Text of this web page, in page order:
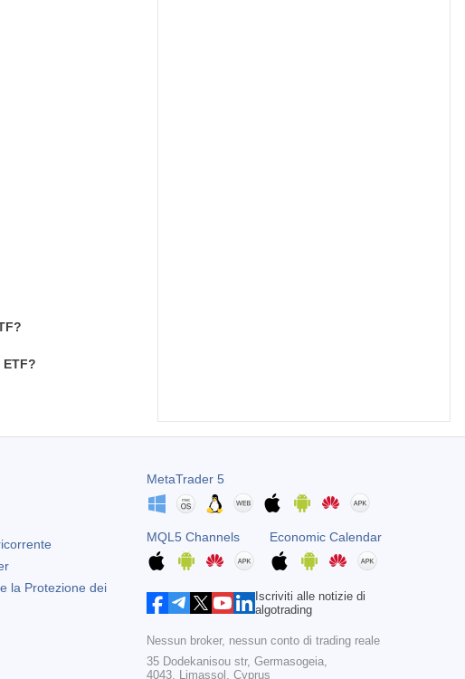
la Protezione dei
MetaTrader 5
MQL5 Channels Economic Calendar
Iscriviti alle notizie di
algotrading
Nessun broker, nessun conto di trading reale
35 Dodekanisou str, Germasogeia,
4043, Limassol, Cyprus